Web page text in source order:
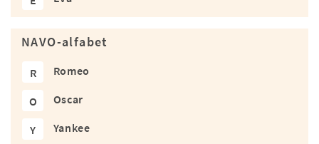
NAVO-alfabet
R Romeo
O Oscar
Y Yankee